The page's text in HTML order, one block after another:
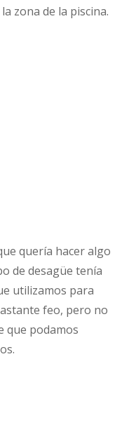
zona de la piscina.
quería hacer algo
de desagüe tenía
utilizamos para
feo, pero no
que podamos